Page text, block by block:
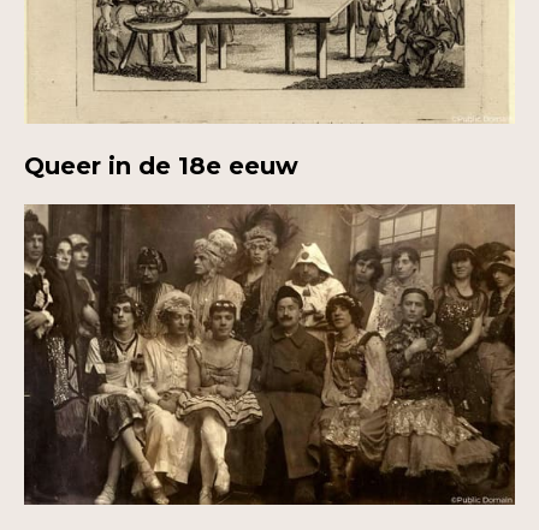
Queer in de 18e eeuw